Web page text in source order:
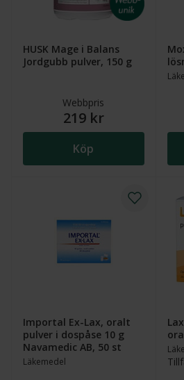
HUSK Mage i Balans
Jordgubb pulver, 150 g
Webbpris
219 kr
Köp
Importal Ex-Lax, oralt
pulver i dospåse 10 g
Navamedic AB, 50 st
Läkemedel